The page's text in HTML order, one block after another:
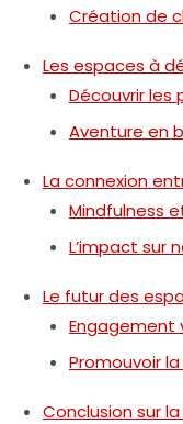
Création de
Les espaces à
Découvrir les
Aventure en
La connexion
Mindfulness
L’impact sur
Le futur des
Engagement
Promouvoir
Conclusion sur